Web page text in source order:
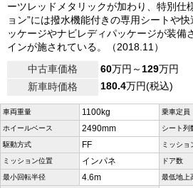
ーツレッドメタリックが加わり、特別仕
ョン”には撥水機能付きの専用シートや
ッケージやナビレディパッケージが装備
インが施されている。（2018.11）
中古車価格
60万円～129万円
新車時価格
180.4万円(税込)
車両重量 1100kg 乗車定員
ホイールベース 2490mm シート列
駆動方式 FF ミッショ
ミッション位置 インパネ ドア数
最小回転半径 4.6m 最低地上